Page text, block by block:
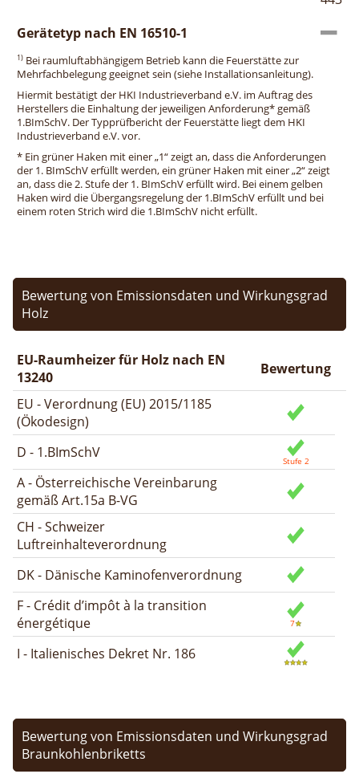
Gerätetyp nach EN 16510-1
1) Bei raumluftabhängigem Betrieb kann die Feuerstätte zur
Mehrfachbelegung geeignet sein (siehe Installationsanleitung).
Hiermit bestätigt der HKI Industrieverband e.V. im Auftrag des
Herstellers die Einhaltung der jeweiligen Anforderung* gemäß
1.BImSchV. Der Typprüfbericht der Feuerstätte liegt dem HKI
Industrieverband e.V. vor.
* Ein grüner Haken mit einer „1“ zeigt an, dass die Anforderungen
der 1. BImSchV erfüllt werden, ein grüner Haken mit einer „2“ zeigt
an, dass die 2. Stufe der 1. BImSchV erfüllt wird. Bei einem gelben
Haken wird die Übergangsregelung der 1.BImSchV erfüllt und bei
einem roten Strich wird die 1.BImSchV nicht erfüllt.
Bewertung von Emissionsdaten und Wirkungsgrad
Holz
EU-Raumheizer für Holz nach EN
13240
Bewertung
EU - Verordnung (EU) 2015/1185
(Ökodesign)
D - 1.BImSchV
A - Österreichische Vereinbarung
gemäß Art.15a B-VG
CH - Schweizer
Luftreinhalteverordnung
DK - Dänische Kaminofenverordnung
F - Crédit d’impôt à la transition
énergétique
I - Italienisches Dekret Nr. 186
Bewertung von Emissionsdaten und Wirkungsgrad
Braunkohlenbriketts